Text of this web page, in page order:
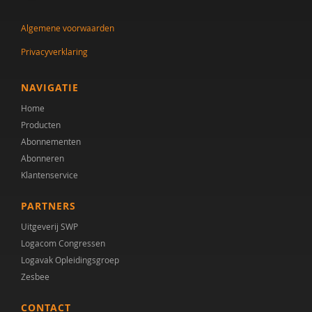
Algemene voorwaarden
Privacyverklaring
NAVIGATIE
Home
Producten
Abonnementen
Abonneren
Klantenservice
PARTNERS
Uitgeverij SWP
Logacom Congressen
Logavak Opleidingsgroep
Zesbee
CONTACT